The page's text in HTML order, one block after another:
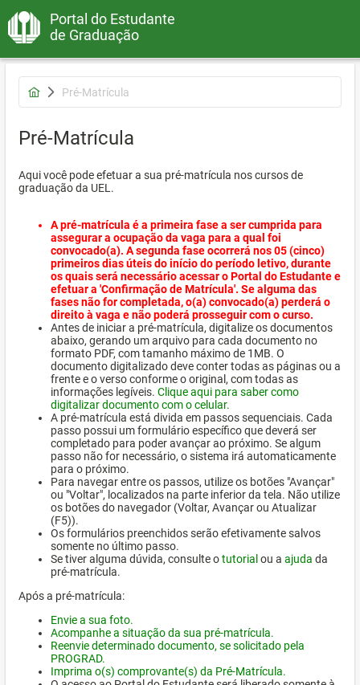
Portal do Estudante
de Graduação
Pré-Matrícula
Pré-Matrícula
Aqui você pode efetuar a sua pré-matrícula nos cursos de
graduação da UEL.
A pré-matrícula é a primeira fase a ser cumprida para
assegurar a ocupação da vaga para a qual foi
convocado(a). A segunda fase ocorrerá nos 05 (cinco)
primeiros dias úteis do início do período letivo, durante
os quais será necessário acessar o Portal do Estudante e
efetuar a 'Confirmação de Matrícula'. Se alguma das
fases não for completada, o(a) convocado(a) perderá o
direito à vaga e não poderá prosseguir com o curso.
Antes de iniciar a pré-matrícula, digitalize os documentos
abaixo, gerando um arquivo para cada documento no
formato PDF, com tamanho máximo de 1MB. O
documento digitalizado deve conter todas as páginas ou a
frente e o verso conforme o original, com todas as
informações legíveis. Clique aqui para saber como
digitalizar documento com o celular.
A pré-matrícula está divida em passos sequenciais. Cada
passo possui um formulário específico que deverá ser
completado para poder avançar ao próximo. Se algum
passo não for necessário, o sistema irá automaticamente
para o próximo.
Para navegar entre os passos, utilize os botões "Avançar"
ou "Voltar", localizados na parte inferior da tela. Não utilize
os botões do navegador (Voltar, Avançar ou Atualizar
(F5)).
Os formulários preenchidos serão efetivamente salvos
somente no último passo.
Se tiver alguma dúvida, consulte otutorial ou a ajuda da
pré-matrícula.
Após a pré-matrícula:
Envie a sua foto.
Acompanhe a situação da sua pré-matrícula.
Reenvie determinado documento, se solicitado pela
PROGRAD.
Imprima o(s) comprovante(s) da Pré-Matrícula.